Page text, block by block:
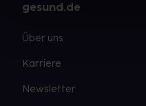
gesund.de
Über uns
Karriere
Newsletter